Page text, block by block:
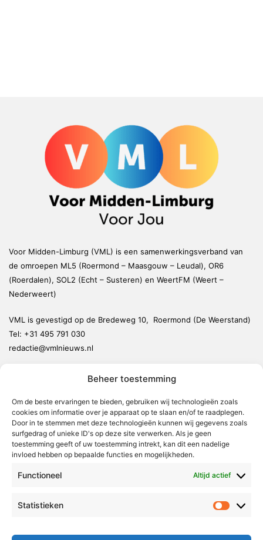
Beheer toestemming
Om de beste ervaringen te bieden, gebruiken wij technologieën zoals
cookies om informatie over je apparaat op te slaan en/of te raadplegen.
Door in te stemmen met deze technologieën kunnen wij gegevens zoals
surfgedrag of unieke ID's op deze site verwerken. Als je geen
toestemming geeft of uw toestemming intrekt, kan dit een nadelige
invloed hebben op bepaalde functies en mogelijkheden.
Functioneel Altijd actief
Statistieken
Voor Midden-Limburg (VML) is een samenwerkingsverband van
de omroepen ML5 (Roermond – Maasgouw – Leudal), OR6
(Roerdalen), SOL2 (Echt – Susteren) en WeertFM (Weert –
Nederweert)
VML is gevestigd op de Bredeweg 10, Roermond (De Weerstand)
Tel: +31 495 791 030
redactie@vmlnieuws.nl
Leudal
Maasgouw
Echt-Susteren
Radio & TV